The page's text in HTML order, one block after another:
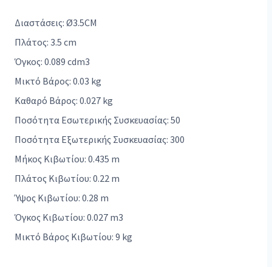
Διαστάσεις: Ø3.5CM
Πλάτος: 3.5 cm
Όγκος: 0.089 cdm3
Μικτό Βάρος: 0.03 kg
Καθαρό Βάρος: 0.027 kg
Ποσότητα Εσωτερικής Συσκευασίας: 50
Ποσότητα Εξωτερικής Συσκευασίας: 300
Μήκος Κιβωτίου: 0.435 m
Πλάτος Κιβωτίου: 0.22 m
Ύψος Κιβωτίου: 0.28 m
Όγκος Κιβωτίου: 0.027 m3
Μικτό Βάρος Κιβωτίου: 9 kg